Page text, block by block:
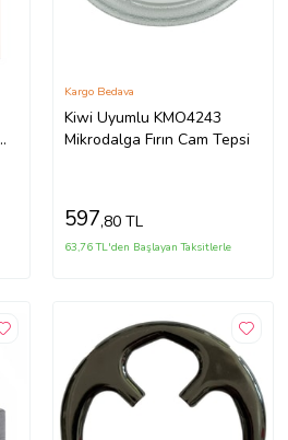
Kiwi Uyumlu KMO4243
Mikrodalga Fırın Cam Tepsi
Kargo Bedava
597,80 TL
63,76 TL'den Başlayan Taksitlerle